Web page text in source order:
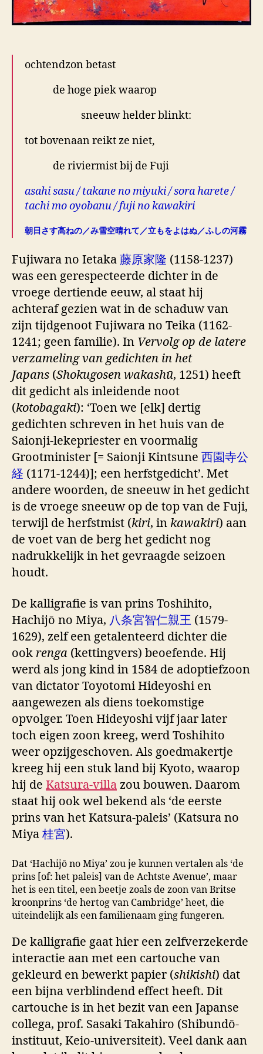
ochtendzon betast
de hoge piek waarop
sneeuw helder blinkt:
tot bovenaan reikt ze niet,
de riviermist bij de Fuji
asahi sasu / takane no miyuki / sora harete /
tachi mo oyobanu / fuji no kawakiri
朝日さす高ねの／み雪空晴れて／立もをよはぬ／ふしの河霧
Fujiwara no Ietaka 藤原家隆 (1158-1237)
was een gerespecteerde dichter in de
vroege dertiende eeuw, al staat hij
achteraf gezien wat in de schaduw van
zijn tijdgenoot Fujiwara no Teika (1162-
1241; geen familie). In Vervolg op de latere
verzameling van gedichten in het
Japans (Shokugosen wakashū, 1251) heeft
dit gedicht als inleidende noot
(kotobagaki): ‘Toen we [elk] dertig
gedichten schreven in het huis van de
Saionji-lekepriester en voormalig
Grootminister [= Saionji Kintsune 西園寺公
経 (1171-1244)]; een herfstgedicht’. Met
andere woorden, de sneeuw in het gedicht
is de vroege sneeuw op de top van de Fuji,
terwijl de herfstmist (kiri, in kawakiri) aan
de voet van de berg het gedicht nog
nadrukkelijk in het gevraagde seizoen
houdt.
De kalligrafie is van prins Toshihito,
Hachijō no Miya, 八条宮智仁親王 (1579-
1629), zelf een getalenteerd dichter die
ook renga (kettingvers) beoefende. Hij
werd als jong kind in 1584 de adoptiefzoon
van dictator Toyotomi Hideyoshi en
aangewezen als diens toekomstige
opvolger. Toen Hideyoshi vijf jaar later
toch eigen zoon kreeg, werd Toshihito
weer opzijgeschoven. Als goedmakertje
kreeg hij een stuk land bij Kyoto, waarop
hij de Katsura-villa zou bouwen. Daarom
staat hij ook wel bekend als ‘de eerste
prins van het Katsura-paleis’ (Katsura no
Miya 桂宮).
Dat ‘Hachijō no Miya’ zou je kunnen vertalen als ‘de
prins [of: het paleis] van de Achtste Avenue’, maar
het is een titel, een beetje zoals de zoon van Britse
kroonprins ‘de hertog van Cambridge’ heet, die
uiteindelijk als een familienaam ging fungeren.
De kalligrafie gaat hier een zelfverzekerde
interactie aan met een cartouche van
gekleurd en bewerkt papier (shikishi) dat
een bijna verblindend effect heeft. Dit
cartouche is in het bezit van een Japanse
collega, prof. Sasaki Takahiro (Shibundō-
instituut, Keio-universiteit). Veel dank aan